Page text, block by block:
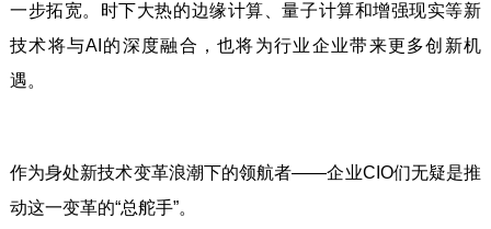
一步拓宽。时下大热的边缘计算、量子计算和增强现实等新
技术将与AI的深度融合，也将为行业企业带来更多创新机
遇。
作为身处新技术变革浪潮下的领航者——企业CIO们无疑是推
动这一变革的“总舵手”。